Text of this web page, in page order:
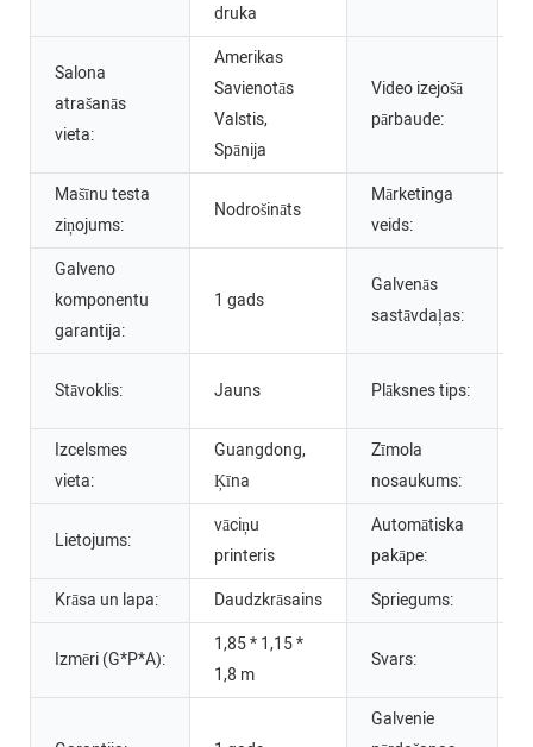
druka
Salona
atrašanās
vieta:
Amerikas
Savienotās
Valstis,
Spānija
Video izejošā
pārbaude:
Mašīnu testa
ziņojums:
Nodrošināts
Mārketinga
veids:
Galveno
komponentu
garantija:
1 gads
Galvenās
sastāvdaļas:
Stāvoklis: Jauns Plāksnes tips:
Izcelsmes
vieta:
Guangdong,
Ķīna
Zīmola
nosaukums:
Lietojums:
vāciņu
printeris
Automātiska
pakāpe:
Krāsa un lapa: Daudzkrāsains Spriegums:
Izmēri (G*P*A):
1,85 * 1,15 *
1,8 m
Svars:
Galvenie